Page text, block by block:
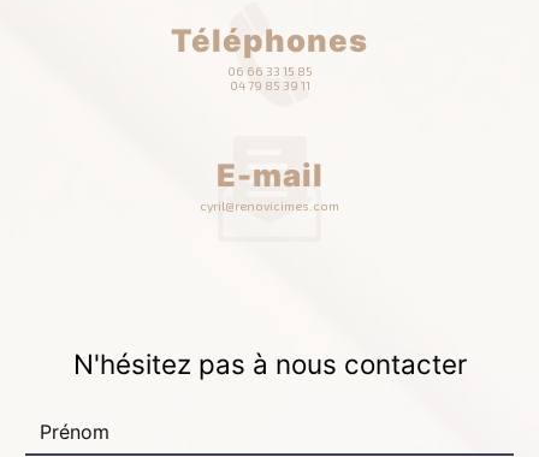
Téléphones
06 66 33 15 85
04 79 85 39 11
E-mail
cyril@renovicimes.com
N'hésitez pas à nous contacter